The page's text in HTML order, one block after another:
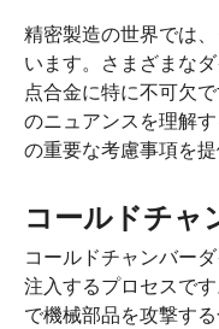
精密製造の世界では
います。さまざまな
点合金に特に不可欠
のニュアンスを理解
の重要な考慮事項を提
コールドチャ
コールドチャンバー
注入するプロセスで
で機械部品を攻撃する